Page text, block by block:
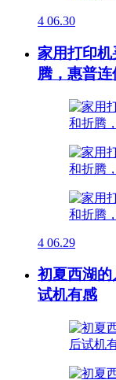
4 06.30
家用打印
腾，惠普
4 06.29
初夏西湖
试机有感